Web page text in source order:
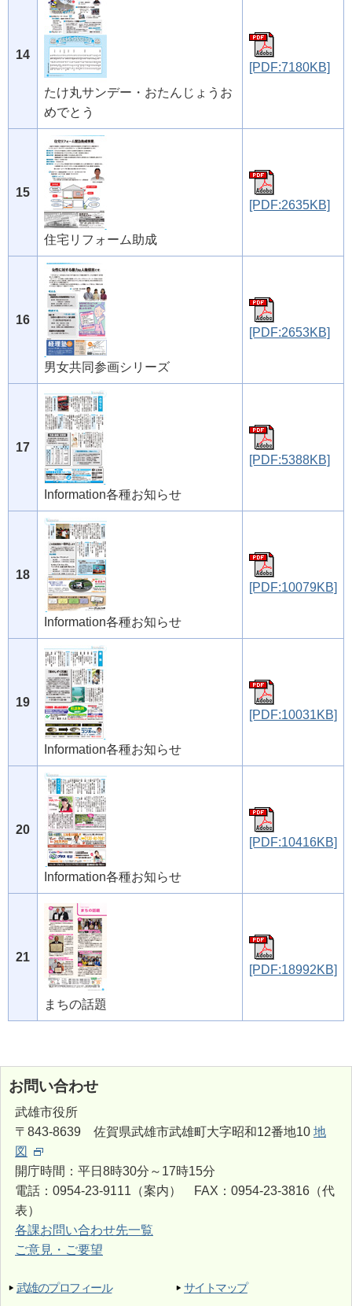
14
たけ丸サンデー・おたんじょうお
めでとう
[PDF:7180KB]
15
住宅リフォーム助成
[PDF:2635KB]
16
男女共同参画シリーズ
[PDF:2653KB]
17
Information各種お知らせ
[PDF:5388KB]
18
Information各種お知らせ
[PDF:10079KB]
19
Information各種お知らせ
[PDF:10031KB]
20
Information各種お知らせ
[PDF:10416KB]
21
まちの話題
[PDF:18992KB]
お問い合わせ
武雄市役所
〒843-8639 佐賀県武雄市武雄町大字昭和12番地10 地
図
開庁時間：平日8時30分～17時15分
電話：0954-23-9111（案内） FAX：0954-23-3816（代
表）
各課お問い合わせ先一覧
ご意見・ご要望
武雄のプロフィール
サイトマップ